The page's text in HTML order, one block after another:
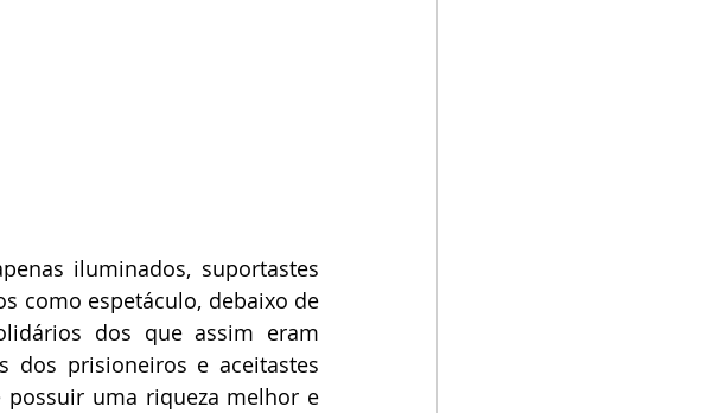
iluminados, suportastes
como espetáculo, debaixo de
dos que assim eram
dos prisioneiros e aceitastes
possuir uma riqueza melhor e